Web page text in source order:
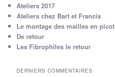
Ateliers 2017
Ateliers chez Bart et Francis
Le montage des mailles en picot
De retour
Les Fibrophiles le retour
DERNIERS COMMENTAIRES